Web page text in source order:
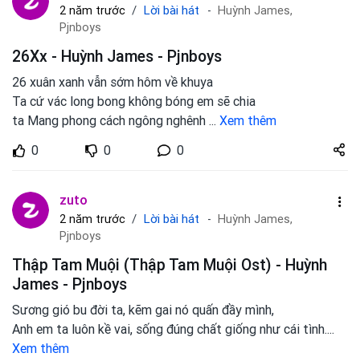
2 năm trước Lời bài hát
Huỳnh James,
Pjnboys
26Xx - Huỳnh James - Pjnboys
26 xuân xanh vẫn sớm hôm về khuya
Ta cứ vác long bong không bóng em sẽ chia
ta Mang phong cách ngông nghênh ... Xem thêm
0
0 0
Share
zuto.vn
zuto
2 năm trước Lời bài hát
Huỳnh James,
Pjnboys
Thập Tam Muội (Thập Tam Muội Ost) - Huỳnh
James - Pjnboys
Sương gió bu đời ta, kẽm gai nó quấn đầy mình,
Anh em ta luôn kề vai, sống đúng chất giống như cái tình....
Xem thêm